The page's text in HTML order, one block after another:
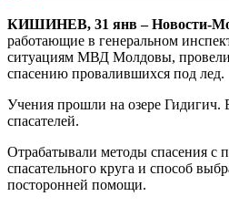
КИШИНЕВ, 31 янв – Новости-
работающие в генеральном
ситуациям МВД Молдовы,
спасению провалившихся под лед.
Учения прошли на озере Гидигич.
спасателей.
Отрабатывали методы спасения с
спасательного круга и способ
посторонней помощи.